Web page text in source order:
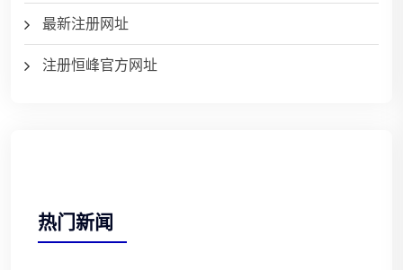
最新注册网址
注册恒峰官方网址
热门新闻